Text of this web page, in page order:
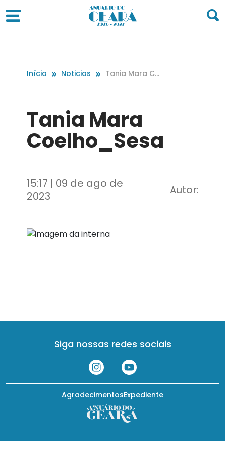
Início Noticias
Tania Mara Co
Tania Mara
Coelho_Sesa
15:17 | 09 de ago de
2023
Autor:
Siga nossas redes sociais
Expediente
Agradecimentos